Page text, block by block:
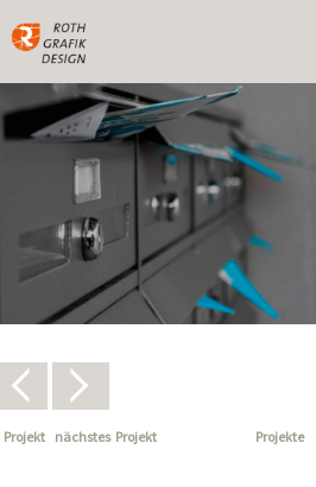
Projekte
Projekt nächstes Projekt